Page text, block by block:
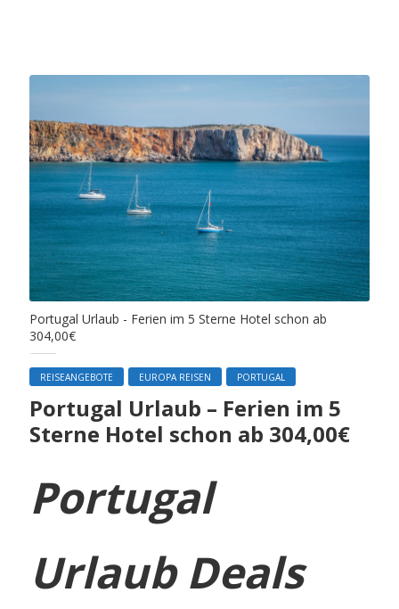
Portugal Urlaub - Ferien im 5 Sterne Hotel schon ab
304,00€
REISEANGEBOTE EUROPA REISEN PORTUGAL
Portugal Urlaub – Ferien im 5
Sterne Hotel schon ab 304,00€
Portugal
Urlaub Deals